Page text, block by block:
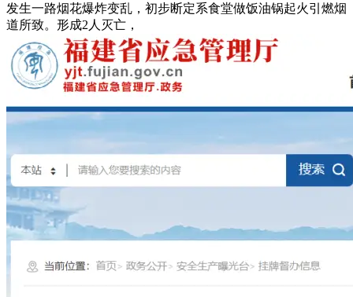
发生一路烟花爆炸变乱，初步断定系食堂做饭油锅起火引燃烟
道所致。形成2人灭亡，